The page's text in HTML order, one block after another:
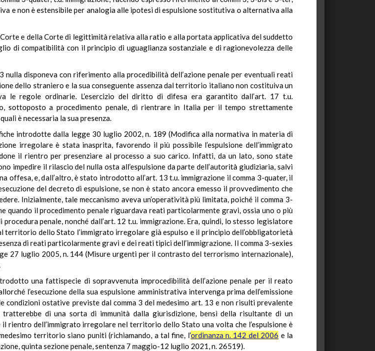
e non è estensibile per analogia alle ipotesi di espulsione sostitutiva o alternativa alla
Corte e della Corte di legittimità relativa alla ratio e alla portata applicativa del suddetto
di compatibilità con il principio di uguaglianza sostanziale e di ragionevolezza delle
nulla disponeva con riferimento alla procedibilità dell’azione penale per eventuali reati
dello straniero e la sua conseguente assenza dal territorio italiano non costituiva un
le regole ordinarie. L’esercizio del diritto di difesa era garantito dall’art. 17 t.u.
sottoposto a procedimento penale, di rientrare in Italia per il tempo strettamente
è necessaria la sua presenza.
introdotte dalla legge 30 luglio 2002, n. 189 (Modifica alla normativa in materia di
irregolare è stata inasprita, favorendo il più possibile l’espulsione dell’immigrato
il rientro per presenziare al processo a suo carico. Infatti, da un lato, sono state
impedire il rilascio del nulla osta all’espulsione da parte dell’autorità giudiziaria, salvi
offesa, e, dall’altro, è stato introdotto all’art. 13 t.u. immigrazione il comma 3-quater, il
del decreto di espulsione, se non è stato ancora emesso il provvedimento che
Inizialmente, tale meccanismo aveva un’operatività più limitata, poiché il comma 3-
quando il procedimento penale riguardava reati particolarmente gravi, ossia uno o più
penale, nonché dall’art. 12 t.u. immigrazione. Era, quindi, lo stesso legislatore
territorio dello Stato l’immigrato irregolare già espulso e il principio dell’obbligatorietà
di reati particolarmente gravi e dei reati tipici dell’immigrazione. Il comma 3-sexies
27 luglio 2005, n. 144 (Misure urgenti per il contrasto del terrorismo internazionale),
una fattispecie di sopravvenuta improcedibilità dell’azione penale per il reato
l’esecuzione della sua espulsione amministrativa intervenga prima dell’emissione
condizioni ostative previste dal comma 3 del medesimo art. 13 e non risulti prevalente
di una sorta di immunità dalla giurisdizione, bensì della risultante di un
rientro dell’immigrato irregolare nel territorio dello Stato una volta che l’espulsione è
territorio siano puniti (richiamando, a tal fine, l’ordinanza n. 142 del 2006 e la
quinta sezione penale, sentenza 7 maggio-12 luglio 2021, n. 26519).